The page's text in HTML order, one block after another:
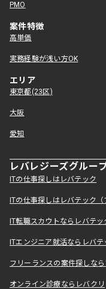
PMO
案件特徴
高単価
実務経験が浅い方OK
エリア
東京都(23区)
大阪
愛知
レバレジーズグルー
ITの仕事探しはレバテック
ITの仕事探しはレバテック
IT転職スカウトならレバテッ
ITエンジニア就活ならレバ
フリーランスの案件探しな
オンライン診療ならレバクリ